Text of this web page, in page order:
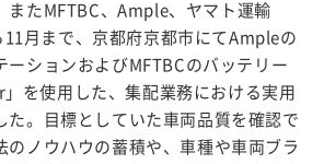
またMFTBC、Ample、ヤマト運輸
11月まで、京都府京都市にてAmpleの
ーションおよびMFTBCのバッテリー
を使用した、集配業務における実用
た。目標としていた車両品質を確認で
のノウハウの蓄積や、車種や車両ブラ